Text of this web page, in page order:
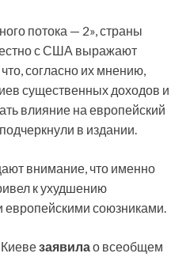
потока — 2», страны
с США выражают
согласно их мнению,
существенных доходов и
влияние на европейский
в издании.
внимание, что именно
к ухудшению
союзниками.
заявила о всеобщем